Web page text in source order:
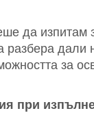
да изпитам
разбера дали
за
при